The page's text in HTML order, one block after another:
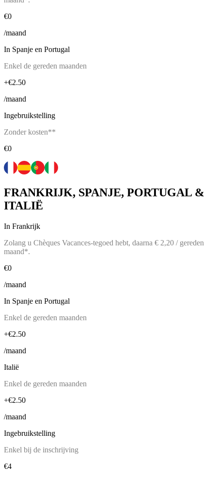
€0
/maand
In Spanje en Portugal
Enkel de gereden maanden
+€2.50
/maand
Ingebruikstelling
Zonder kosten**
€0
FRANKRIJK, SPANJE, PORTUGAL &
ITALIË
In Frankrijk
Zolang u Chèques Vacances-tegoed hebt, daarna € 2,20 / gereden
maand*.
€0
/maand
In Spanje en Portugal
Enkel de gereden maanden
+€2.50
/maand
Italië
Enkel de gereden maanden
+€2.50
/maand
Ingebruikstelling
Enkel bij de inschrijving
€4